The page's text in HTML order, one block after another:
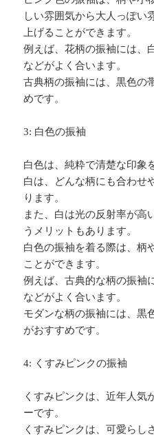
しい雰囲気から大人っぽい
上げることができます。
例えば、花柄の振袖には、
などがよく合います。
古典柄の振袖には、黒色の
めです。
3: 白色の振袖
白色は、純粋で清楚な印象
白は、どんな柄にも合わせ
ります。
また、白は光の反射率が高
うメリットもあります。
白色の振袖を着る際は、柄
ことができます。
例えば、古典的な柄の振袖
などがよく合います。
モダンな柄の振袖には、黒
がおすすめです。
4: くすみピンクの振袖
くすみピンクは、近年人気
ーです。
くすみピンクは、可愛らし